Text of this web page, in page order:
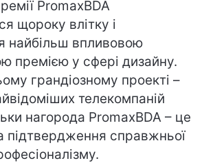
PromaxBDA
щороку влітку і
найбільш впливовою
премією у сфері дизайну.
грандіозному проекті –
телекомпаній
нагорода PromaxBDA – це
підтвердження справжньої